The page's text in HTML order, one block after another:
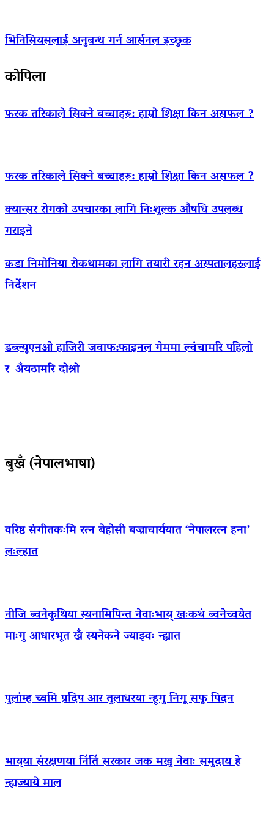
भिनिसियसलाई अनुबन्ध गर्न आर्सनल इच्छुक
कोपिला
फरक तरिकाले सिक्ने बच्चाहरू: हाम्रो शिक्षा किन असफल ?
फरक तरिकाले सिक्ने बच्चाहरू: हाम्रो शिक्षा किन असफल ?
क्यान्सर रोगको उपचारका लागि निःशुल्क औषधि उपलब्ध
गराइने
कडा निमोनिया रोकथामका लागि तयारी रहन अस्पतालहरुलाई
निर्देशन
डब्ल्यूएनओ हाजिरी जवाफ:फाइनल गेममा ल्वंचामरि पहिलो
र अँयठामरि दोश्रो
बुखँ (नेपालभाषा)
वरिष्ठ संगीतकःमि रत्न बेहोसी बज्राचार्ययात ‘नेपालरत्न हना’
लःल्हात
नीजि ब्वनेकुथिया स्यनामिपिन्त नेवाःभाय् खःकथं ब्वनेच्वयेत
माःगु आधारभूत खँ स्यनेकने ज्याझ्वः न्ह्यात
पुलांम्ह च्वमि प्रदिप आर तुलाधरया न्हूगु निगू सफू पिदन
भाय्‌या संरक्षणया निंतिं सरकार जक मखु नेवाः समुदाय हे
न्ह्यज्याये माल